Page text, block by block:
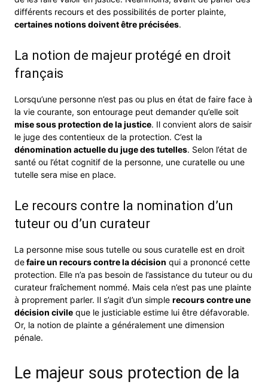
différents recours et des possibilités de porter plainte,
certaines notions doivent être précisées.
La notion de majeur protégé en droit
français
Lorsqu’une personne n’est pas ou plus en état de faire face à
la vie courante, son entourage peut demander qu’elle soit
mise sous protection de la justice. Il convient alors de saisir
le juge des contentieux de la protection. C’est la
dénomination actuelle du juge des tutelles. Selon l’état de
santé ou l’état cognitif de la personne, une curatelle ou une
tutelle sera mise en place.
Le recours contre la nomination d’un
tuteur ou d’un curateur
La personne mise sous tutelle ou sous curatelle est en droit
defaire un recours contre la décision qui a prononcé cette
protection. Elle n’a pas besoin de l’assistance du tuteur ou du
curateur fraîchement nommé. Mais cela n’est pas une plainte
à proprement parler. Il s’agit d’un simple recours contre une
décision civile que le justiciable estime lui être défavorable.
Or, la notion de plainte a généralement une dimension
pénale.
Le majeur sous protection de la